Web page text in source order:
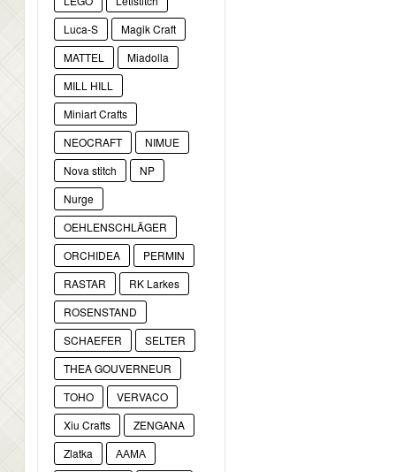
Luca-S
Magik Craft
MATTEL
Miadolla
MILL HILL
Miniart Crafts
NEOCRAFT
NIMUE
Nova stitch
NP
Nurge
OEHLENSCHLÄGER
ORCHIDEA
PERMIN
RASTAR
RK Larkes
ROSENSTAND
SCHAEFER
SELTER
THEA GOUVERNEUR
TOHO
VERVACO
Xiu Crafts
ZENGANA
Zlatka
ААМА